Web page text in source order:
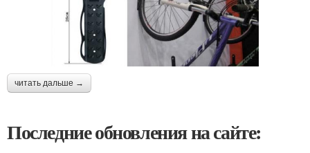
читать дальше →
Последние обновления на сайте: